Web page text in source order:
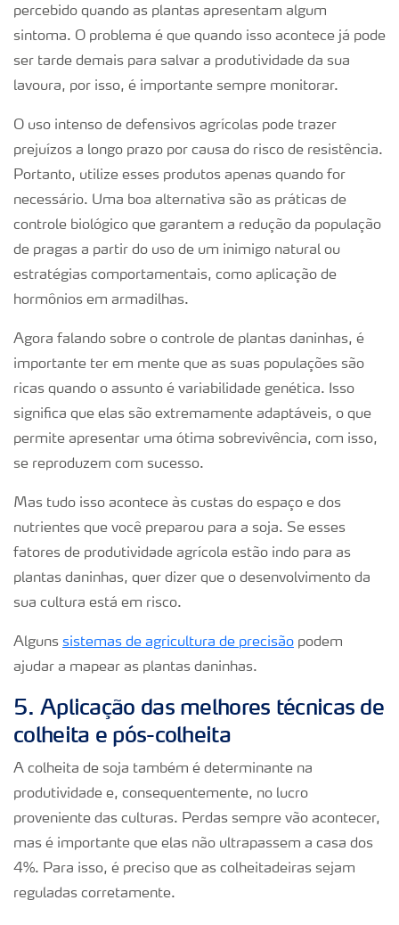
percebido quando as plantas apresentam algum
sintoma. O problema é que quando isso acontece já pode
ser tarde demais para salvar a produtividade da sua
lavoura, por isso, é importante sempre monitorar.
O uso intenso de defensivos agrícolas pode trazer
prejuízos a longo prazo por causa do risco de resistência.
Portanto, utilize esses produtos apenas quando for
necessário. Uma boa alternativa são as práticas de
controle biológico que garantem a redução da população
de pragas a partir do uso de um inimigo natural ou
estratégias comportamentais, como aplicação de
hormônios em armadilhas.
Agora falando sobre o controle de plantas daninhas, é
importante ter em mente que as suas populações são
ricas quando o assunto é variabilidade genética. Isso
significa que elas são extremamente adaptáveis, o que
permite apresentar uma ótima sobrevivência, com isso,
se reproduzem com sucesso.
Mas tudo isso acontece às custas do espaço e dos
nutrientes que você preparou para a soja. Se esses
fatores de produtividade agrícola estão indo para as
plantas daninhas, quer dizer que o desenvolvimento da
sua cultura está em risco.
Alguns sistemas de agricultura de precisão podem
ajudar a mapear as plantas daninhas.
5. Aplicação das melhores técnicas de
colheita e pós-colheita
A colheita de soja também é determinante na
produtividade e, consequentemente, no lucro
proveniente das culturas. Perdas sempre vão acontecer,
mas é importante que elas não ultrapassem a casa dos
4%. Para isso, é preciso que as colheitadeiras sejam
reguladas corretamente.